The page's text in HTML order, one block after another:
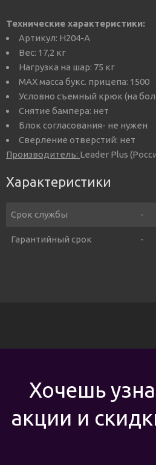
Технические характеристики:
Артикул: H204-A
Вес: 17,2 кг
Нагрузка на шар: 75 кг
MAX масса букс. прицепа: 1500
Условно съемный крюк (на
Снятие бампера: нет
Блок согласования- не нужен
Сверление отверстий: нет
Производитель: Leader Plus
Характеристики
Срок службы -
Гарантийный срок -
Хочешь
акции и